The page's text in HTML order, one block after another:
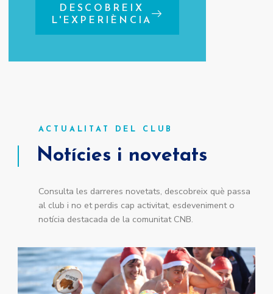
DESCOBREIX
L'EXPERIÈNCIA
ACTUALITAT DEL CLUB
Notícies i novetats
Consulta les darreres novetats, descobreix què passa
al club i no et perdis cap activitat, esdeveniment o
notícia destacada de la comunitat CNB.